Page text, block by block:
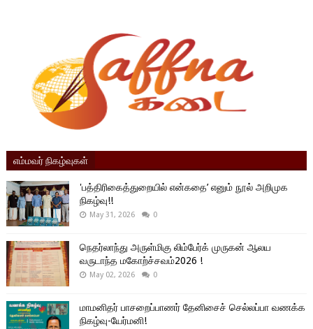
எம்மவர் நிகழ்வுகள்
'பத்திரிகைத்துறையில் என்கதை’ எனும் நூல் அறிமுக
நிகழ்வு!!
May 31, 2026 0
நெதர்லாந்து அருள்மிகு லிம்பேர்க் முருகன் ஆலய
வருடாந்த மகோற்ச்சவம்2026 !
May 02, 2026 0
மாமனிதர் பாசறைப்பாணர் தேனிசைச் செல்லப்பா வணக்க
நிகழ்வு-யேர்மனி!